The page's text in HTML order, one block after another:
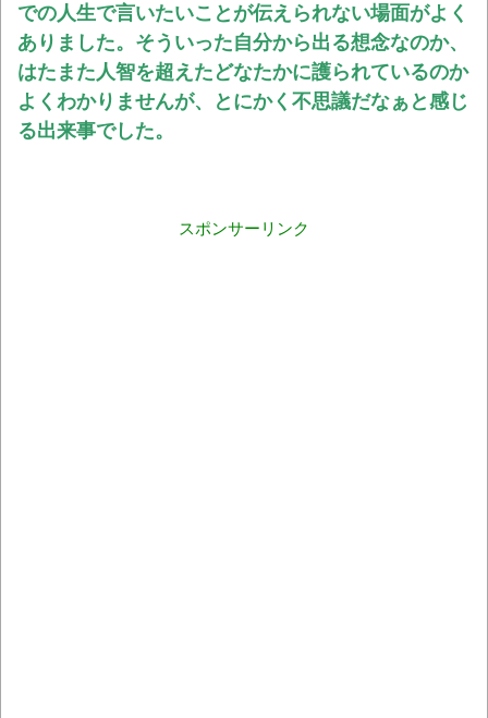
での人生で言いたいことが伝えられない場面がよく
ありました。そういった自分から出る想念なのか、
はたまた人智を超えたどなたかに護られているのか
よくわかりませんが、とにかく不思議だなぁと感じ
る出来事でした。
スポンサーリンク